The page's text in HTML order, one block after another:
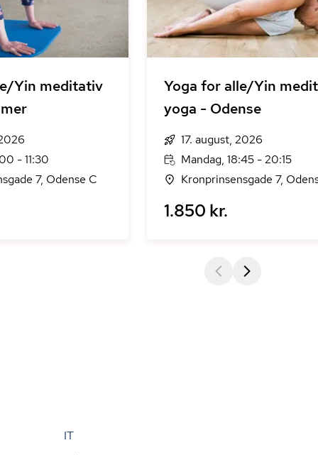
Yin meditativ
- 11:30
7, Odense C
Yoga for alle/Yin
yoga - Odense
17. august, 2026
Mandag, 18:45 - 20:15
Kronprinsensgade 7,
1.850 kr.
IT